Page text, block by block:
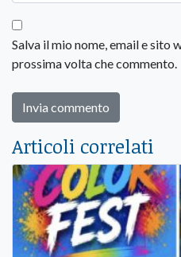
Salva il mio nome, email e sito
prossima volta che commento.
Articoli correlati